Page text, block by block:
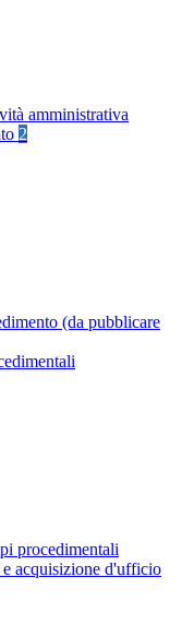
amministrativa
2
(da pubblicare
procedimentali
acquisizione d'ufficio